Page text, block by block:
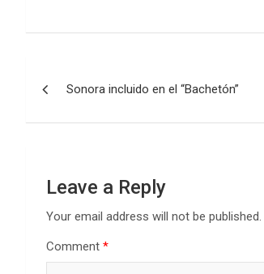
Sonora incluido en el “Bachetón”
Leave a Reply
Your email address will not be published.
Comment *